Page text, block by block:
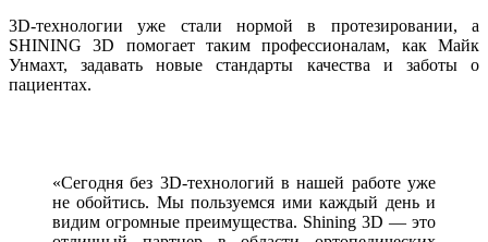
3D-технологии уже стали нормой в протезировании, а
SHINING 3D помогает таким профессионалам, как Майк
Унмахт, задавать новые стандарты качества и заботы о
пациентах.
«Сегодня без 3D-технологий в нашей работе уже
не обойтись. Мы пользуемся ими каждый день и
видим огромные преимущества. Shining 3D — это